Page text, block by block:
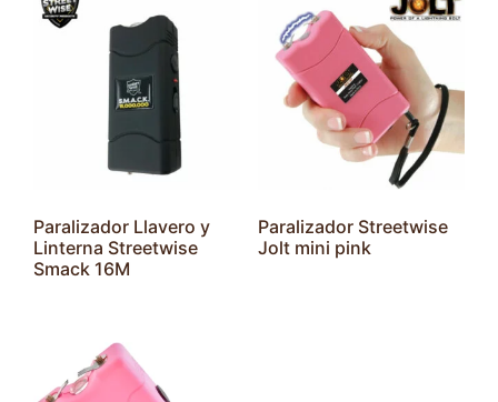
Paralizador Llavero y
Linterna Streetwise
Smack 16M
Paralizador Streetwise
Jolt mini pink